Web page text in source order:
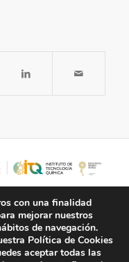
con una finalidad
mejorar nuestros
de navegación.
Política de Cookies
aceptar todas las